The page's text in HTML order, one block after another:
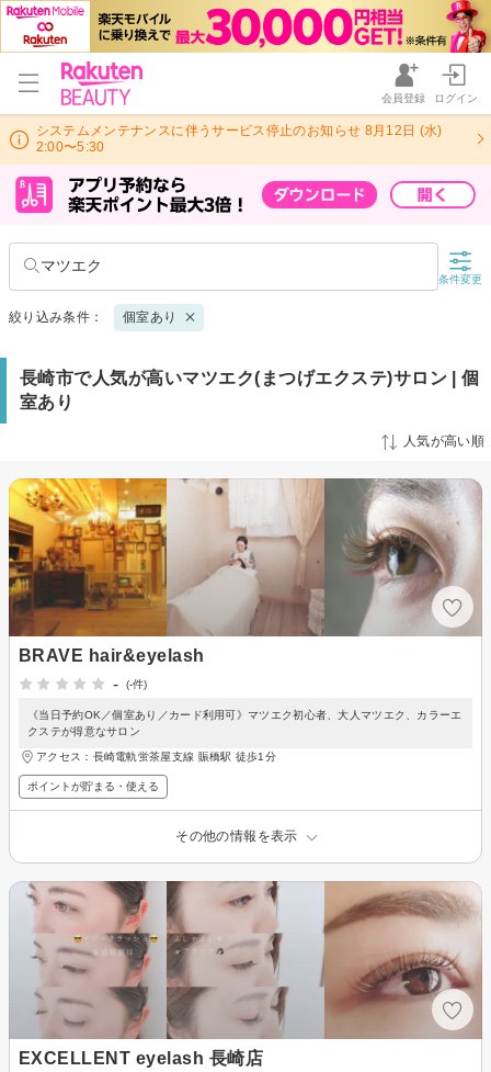
会員登録 ログイン
システムメンテナンスに伴うサービス停止のお知らせ 8月12日 (水)
2:00〜5:30
マツエク
条件変更
絞り込み条件： 個室あり
長崎市で人気が高いマツエク(まつげエクステ)サロン | 個
室あり
人気が高い順
BRAVE hair&eyelash
-
(-件)
《当日予約OK／個室あり／カード利用可》マツエク初心者、大人マツエク、カラーエ
クステが得意なサロン
アクセス：長崎電軌蛍茶屋支線 賑橋駅 徒歩1分
ポイントが貯まる・使える
その他の情報を表示
EXCELLENT eyelash 長崎店